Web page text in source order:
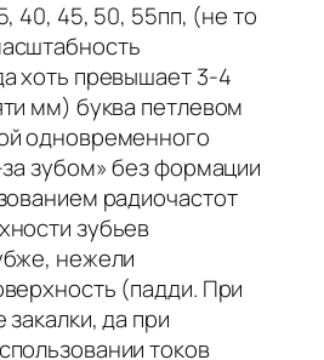
40, 45, 50, 55пп, (не то
хоть превы­шает 3-4
мм) буква петлевом
одновременного
зубом» без формации
радиочастот
зубьев
нежели
(падди. При
да при
токов